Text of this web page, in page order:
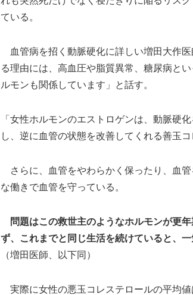
ている。
血管病を招く動脈硬化に詳しい増田大作
る理由には、高血圧や脂質異常、糖尿病と
ルモンも関係しています」と話す。
「女性ホルモンのエストロゲンは、動脈硬
し、逆に血管の状態を改善してくれる善玉
さらに、血管をやわらかく保ったり、血
な働きで血管を守っている。
問題はこの救世主のようなホルモンが更
ず、これまでと同じ生活を続けていると、
（増田医師、以下同）
実際に女性の悪玉コレステロールの平均